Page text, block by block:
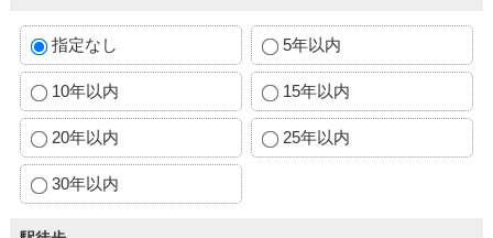
指定なし 5年以内
10年以内 15年以内
20年以内 25年以内
30年以内